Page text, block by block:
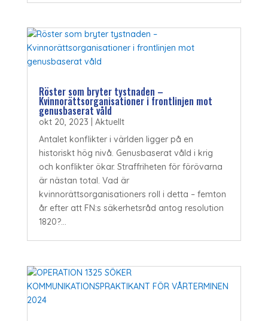
Röster som bryter tystnaden –
Kvinnorättsorganisationer i frontlinjen mot
genusbaserat våld
okt 20, 2023
Aktuellt
Antalet konflikter i världen ligger på en
historiskt hög nivå. Genusbaserat våld i krig
och konflikter ökar. Straffriheten för förövarna
är nästan total. Vad är
kvinnorättsorganisationers roll i detta – femton
år efter att FN:s säkerhetsråd antog resolution
1820?...